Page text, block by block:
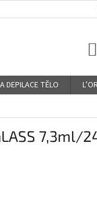
DEPILACE TĚLO
7,3ml/